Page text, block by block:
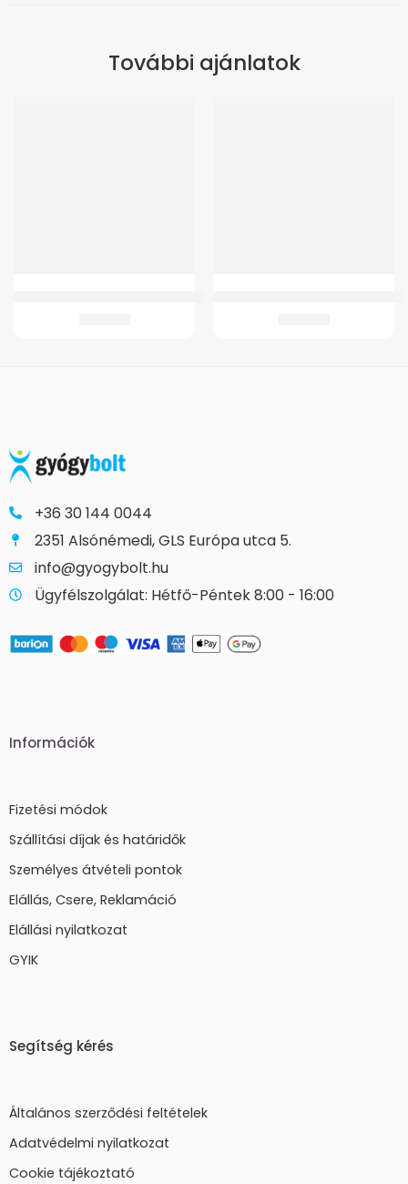
További ajánlatok
+36 30 144 0044
2351 Alsónémedi, GLS Európa utca 5.
info@gyogybolt.hu
Ügyfélszolgálat: Hétfő-Péntek 8:00 - 16:00
Információk
Fizetési módok
Szállítási díjak és határidők
Személyes átvételi pontok
Elállás, Csere, Reklamáció
Elállási nyilatkozat
GYIK
Segítség kérés
Általános szerződési feltételek
Adatvédelmi nyilatkozat
Cookie tájékoztató